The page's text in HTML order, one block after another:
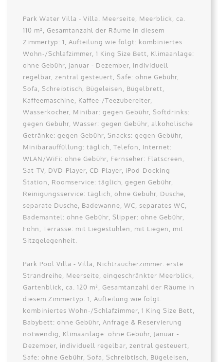
Park Water Villa - Villa. Meerseite, Meerblick, ca.
110 m², Gesamtanzahl der Räume in diesem
Zimmertyp: 1, Aufteilung wie folgt: kombiniertes
Wohn-/Schlafzimmer, 1 King Size Bett, Klimaanlage:
ohne Gebühr, Januar - Dezember, individuell
regelbar, zentral gesteuert, Safe: ohne Gebühr,
Sofa, Schreibtisch, Bügeleisen, Bügelbrett,
Kaffeemaschine, Kaffee-/Teezubereiter,
Wasserkocher, Minibar: gegen Gebühr, Softdrinks:
gegen Gebühr, Wasser: gegen Gebühr, alkoholische
Getränke: gegen Gebühr, Snacks: gegen Gebühr,
Minibarauffüllung: täglich, Telefon, Internet:
WLAN/WiFi: ohne Gebühr, Fernseher: Flatscreen,
Sat-TV, DVD-Player, CD-Player, iPod-Docking
Station, Roomservice: täglich, gegen Gebühr,
Reinigungsservice: täglich, ohne Gebühr, Dusche,
separate Dusche, Badewanne, WC, separates WC,
Bademantel: ohne Gebühr, Slipper: ohne Gebühr,
Föhn, Terrasse: mit Liegestühlen, mit Liegen, mit
Sitzgelegenheit.
Park Pool Villa - Villa, Nichtraucherzimmer. erste
Strandreihe, Meerseite, eingeschränkter Meerblick,
Gartenblick, ca. 120 m², Gesamtanzahl der Räume in
diesem Zimmertyp: 1, Aufteilung wie folgt:
kombiniertes Wohn-/Schlafzimmer, 1 King Size Bett,
Babybett: ohne Gebühr, Anfrage & Reservierung
notwendig, Klimaanlage: ohne Gebühr, Januar -
Dezember, individuell regelbar, zentral gesteuert,
Safe: ohne Gebühr, Sofa, Schreibtisch, Bügeleisen,